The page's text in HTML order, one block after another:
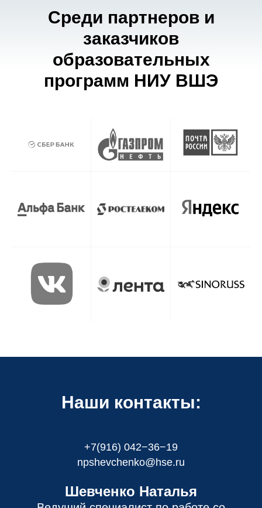
Среди партнеров и
заказчиков
образовательных
программ НИУ ВШЭ
Наши контакты:
+7(916) 042−36−19
npshevchenko@hse.ru
Шевченко Наталья